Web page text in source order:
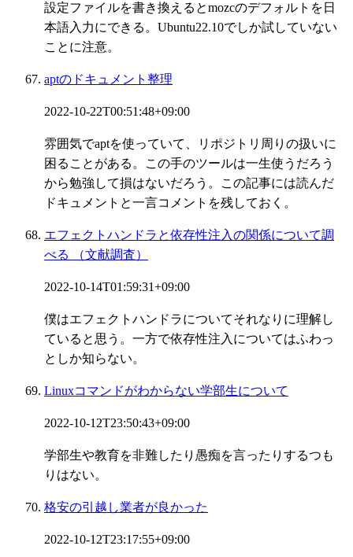
設定ファイルを書き換えるとmozcのデフォルトを日
本語入力にできる。Ubuntu22.10でしか試していない
ことに注意。
aptのドキュメント整理
2022-10-22T00:51:48+09:00
雰囲気でaptを使っていて、リポジトリ周りの扱いに
困ることがある。この手のツールは一生使うだろう
から勉強して損はないだろう。この記事には読んだ
ドキュメントと一言コメントを残しておく。
エフェクトハンドラと依存性注入の関係について調
べる （文献調査）
2022-10-14T01:59:31+09:00
僕はエフェクトハンドラについてそれなりに理解し
ていると思う。一方で依存性注入についてはふわっ
としか知らない。
Linuxコマンドがわからない学部生について
2022-10-12T23:50:43+09:00
学部生や教育を非難したり愚痴を言ったりするつも
りはない。
格安の引越し業者が良かった
2022-10-12T23:17:55+09:00